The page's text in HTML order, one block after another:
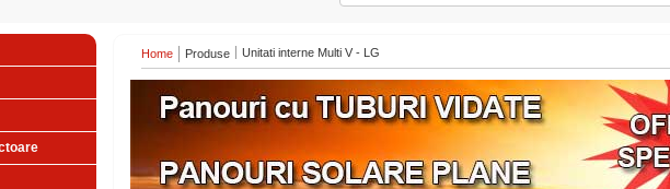
Home Produse Unitati interne Multi V - LG